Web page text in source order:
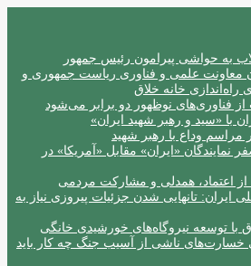
به حواشی پیرامون رئیس جمهور
معاونت علمی و فناوری ریاست جمهوری و
راه‌اندازی خانه خلاق
فناوری‌های نوظهور دو برابر می‌شود
با «سید و رهبر شهید ایران»
مراسم وداع با رهبر شهید
قاطع ۱۰ بر صفر نمایندگان «ایران» مقابل «آمریکا» در
از اعتماد، همدلی و مشارکت مردمی
ایران: تانهایی شدن جزئیات پیروزی نیاز به
با توسعه نیروگاه‌های خورشیدی خانگی
خسارت‌های ناشی از آسیب جنگ چه کار باید